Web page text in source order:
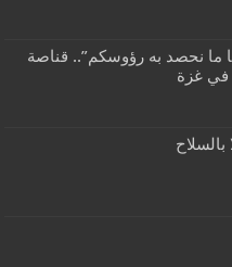
ما نحصد به رؤوسكم”.. قناصة
في غزة
بالسلاح